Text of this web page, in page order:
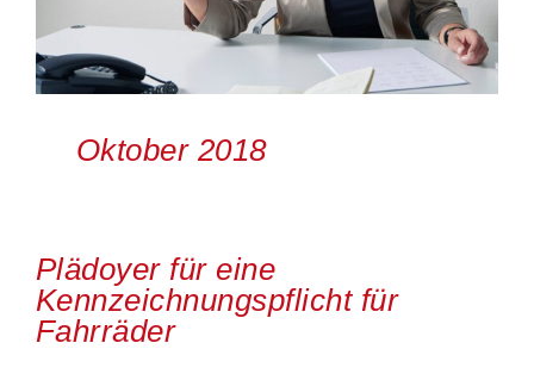
Oktober 2018
Plädoyer für eine
Kennzeichnungspflicht für
Fahrräder